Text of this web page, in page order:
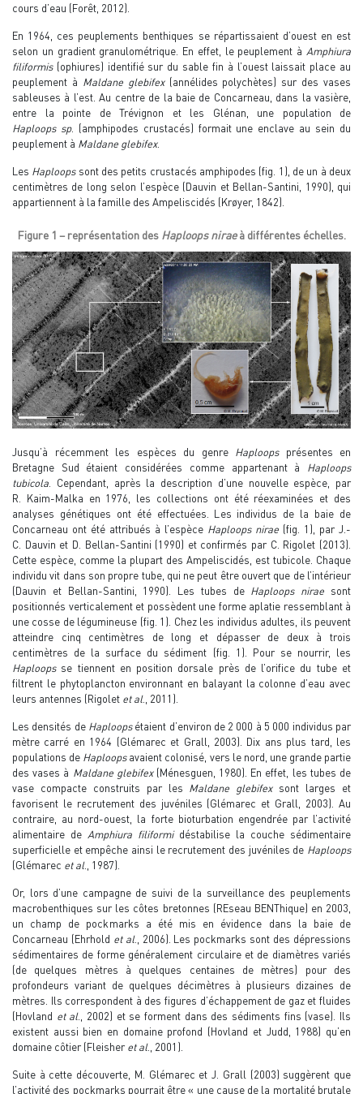
cours d’eau (Forêt, 2012).
En 1964, ces peuplements benthiques se répartissaient d’ouest en est
selon un gradient granulométrique. En effet, le peuplement à Amphiura
filiformis(ophiures) identifié sur du sable fin à l’ouest laissait place au
peuplement à Maldane glebifex(annélides polychètes) sur des vases
sableuses à l’est. Au centre de la baie de Concarneau, dans la vasière,
entre la pointe de Trévignon et les Glénan, une population de
Haploops sp. (amphipodes crustacés) formait une enclave au sein du
peuplement à Maldane glebifex.
Les Haploopssont des petits crustacés amphipodes (fig. 1), de un à deux
centimètres de long selon l’espèce (Dauvin et Bellan-Santini, 1990), qui
appartiennent à la famille des Ampeliscidés (Krøyer, 1842).
Figure 1 – représentation des Haploops niraeà différentes échelles.
Jusqu’à récemment les espèces du genre Haploopsprésentes en
Bretagne Sud étaient considérées comme appartenant à Haploops
tubicola. Cependant, après la description d’une nouvelle espèce, par
R. Kaim-Malka en 1976, les collections ont été réexaminées et des
analyses génétiques ont été effectuées. Les individus de la baie de
Concarneau ont été attribués à l’espèce Haploops nirae (fig. 1), par J.-
C. Dauvin et D. Bellan-Santini (1990) et confirmés par C. Rigolet (2013).
Cette espèce, comme la plupart des Ampeliscidés, est tubicole. Chaque
individu vit dans son propre tube, qui ne peut être ouvert que de l’intérieur
(Dauvin et Bellan-Santini, 1990). Les tubes de Haploops nirae sont
positionnés verticalement et possèdent une forme aplatie ressemblant à
une cosse de légumineuse (fig. 1). Chez les individus adultes, ils peuvent
atteindre cinq centimètres de long et dépasser de deux à trois
centimètres de la surface du sédiment (fig. 1). Pour se nourrir, les
Haploopsse tiennent en position dorsale près de l’orifice du tube et
filtrent le phytoplancton environnant en balayant la colonne d’eau avec
leurs antennes (Rigolet et al., 2011).
Les densités de Haploopsétaient d’environ de 2 000 à 5 000 individus par
mètre carré en 1964 (Glémarec et Grall, 2003). Dix ans plus tard, les
populations de Haploopsavaient colonisé, vers le nord, une grande partie
des vases à Maldane glebifex(Ménesguen, 1980). En effet, les tubes de
vase compacte construits par les Maldane glebifexsont larges et
favorisent le recrutement des juvéniles (Glémarec et Grall, 2003). Au
contraire, au nord-ouest, la forte bioturbation engendrée par l’activité
alimentaire de Amphiura filiformidéstabilise la couche sédimentaire
superficielle et empêche ainsi le recrutement des juvéniles de Haploops
(Glémarec et al., 1987).
Or, lors d’une campagne de suivi de la surveillance des peuplements
macrobenthiques sur les côtes bretonnes (REseau BENThique) en 2003,
un champ de pockmarks a été mis en évidence dans la baie de
Concarneau (Ehrhold et al., 2006). Les pockmarks sont des dépressions
sédimentaires de forme généralement circulaire et de diamètres variés
(de quelques mètres à quelques centaines de mètres) pour des
profondeurs variant de quelques décimètres à plusieurs dizaines de
mètres. Ils correspondent à des figures d’échappement de gaz et fluides
(Hovland et al., 2002) et se forment dans des sédiments fins (vase). Ils
existent aussi bien en domaine profond (Hovland et Judd, 1988) qu’en
domaine côtier (Fleisher et al., 2001).
Suite à cette découverte, M. Glémarec et J. Grall (2003) suggèrent que
l’activité des pockmarks pourrait être « une cause de la mortalité brutale